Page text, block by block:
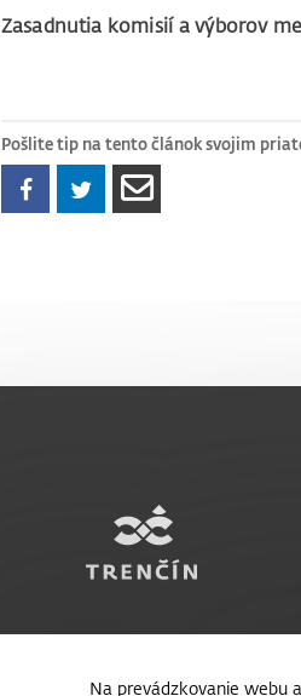
Zasadnutia komisií a výborov
Pošlite tip na tento článok svojim
Na prevádzkovanie webu